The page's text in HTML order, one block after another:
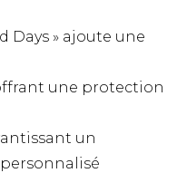
Days » ajoute une
une protection
un